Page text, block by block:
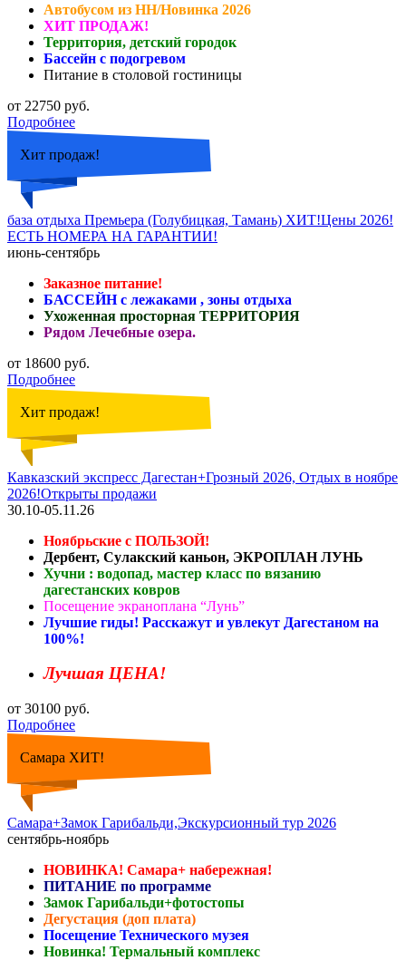
Автобусом из НН/Новинка 2026
ХИТ ПРОДАЖ!
Территория, детский городок
Бассейн с подогревом
Питание в столовой гостиницы
от 22750 руб.
Подробнее
Хит продаж!
база отдыха Премьера (Голубицкая, Тамань) ХИТ!Цены 2026!
ЕСТЬ НОМЕРА НА ГАРАНТИИ!
июнь-сентябрь
Заказное питание!
БАССЕЙН с лежаками , зоны отдыха
Ухоженная просторная ТЕРРИТОРИЯ
Рядом Лечебные озера.
от 18600 руб.
Подробнее
Хит продаж!
Кавказский экспресс Дагестан+Грозный 2026, Отдых в ноябре
2026!Открыты продажи
30.10-05.11.26
Ноябрьские с ПОЛЬЗОЙ!
Дербент, Сулакский каньон, ЭКРОПЛАН ЛУНЬ
Хучни : водопад, мастер класс по вязанию
дагестанских ковров
Посещение экраноплана “Лунь”
Лучшие гиды! Расскажут и увлекут Дагестаном на
100%!
Лучшая ЦЕНА!
от 30100 руб.
Подробнее
Самара ХИТ!
Самара+Замок Гарибальди,Экскурсионный тур 2026
сентябрь-ноябрь
НОВИНКА! Самара+ набережная!
ПИТАНИЕ по программе
Замок Гарибальди+фотостопы
Дегустация (доп плата)
Посещение Технического музея
Новинка! Термальный комплекс